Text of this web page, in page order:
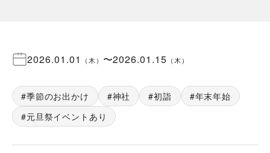
2026.01.01 （ 木 ） 〜2026.01.15 （ 木 ）
季節のお出かけ 神社 初詣
年末年始
元旦祭イベントあり